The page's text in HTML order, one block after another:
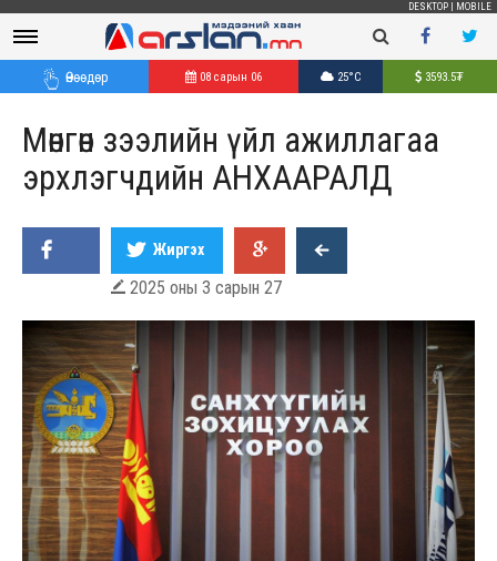
DESKTOP MOBILE
Өнөөдөр 08 сарын 06 25°C 3593.5₮
Мөнгөн зээлийн үйл ажиллагаа
эрхлэгчдийн АНХААРАЛД
Жиргэх
 2025 оны 3 сарын 27